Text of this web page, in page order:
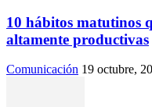
10 hábitos matutinos
altamente productivas
Comunicación 19 octubre,